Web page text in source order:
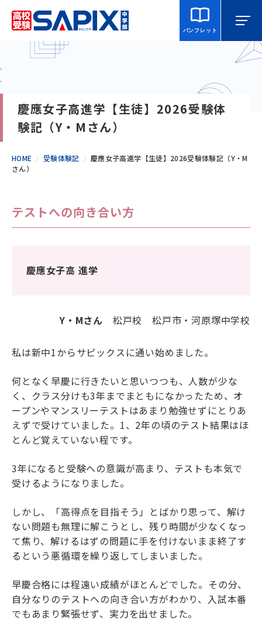
パンフレット
SAPIX中学部とは
入室をご検討の方へ
説明会・講習・模試
海外生・帰国生
企業情報
採用情報
プライバシーポリシー
SAPIX中学部公式SNS
慶應女子高進学【生徒】2026受験体
験記（Y・Mさん）
HOME 受験体験記
慶應女子高進学【生徒】2026受験体験記（Y・M
さん）
テストへの向き合い方
慶應女子高 進学
Y・Mさん 松戸校 松戸市・河原塚中学校
私は新中1からサピックスに通い始めました。
何となく早慶に行きたいと思いつつも、人数が少な
く、クラス分けも3年までまともになかったため、オ
ープンやマンスリーテストはあまり勉強せずにとりあ
えずで受けていました。1、2年の頃のテスト結果はほ
とんど覚えていない程です。
3年になると受験への意識が高まり、テストも本気で
受けるようになりました。
しかし、「高得点を目指そう」とばかり思って、解け
ない問題も無理に解こうとし、残り時間が少なくなっ
て焦り、解けるはずの問題に手を付けないまま終了す
るという悪循環を繰り返してしまいました。
早慶合格には程遠い成績がほとんどでした。その分、
自分なりのテストへの向き合い方がわかり、入試本番
でもあまり緊張せず、実力を出せました。